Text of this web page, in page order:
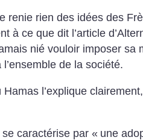
renie rien des idées des
à ce que dit l’article
nié vouloir imposer sa
de la société.
l’explique
caractérise par « une